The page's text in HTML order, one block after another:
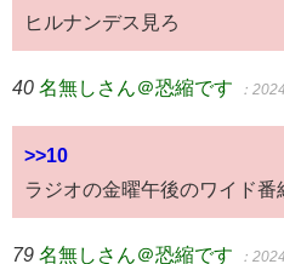
ヒルナンデス見ろ
40 名無しさん＠恐縮です ：
>>10
ラジオの金曜午後のワイド
79 名無しさん＠恐縮です ：